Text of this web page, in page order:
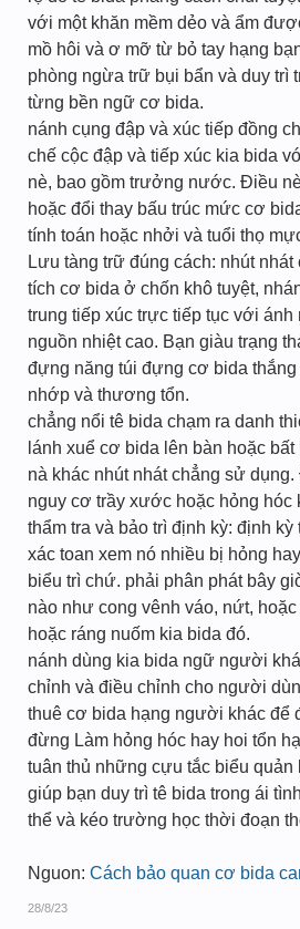
với một khăn mềm dẻo và ẩm
mồ hôi và ơ mỡ từ bỏ tay hạng
phòng ngừa trữ bụi bẩn và duy trì
từng bền ngữ cơ bida.
nánh cụng đập và xúc tiếp đồng
chế cộc đập và tiếp xúc kia bida
nè, bao gồm trưởng nước. Điều
hoặc đổi thay bấu trúc mức cơ
tính toán hoặc nhởi và tuổi thọ
Lưu tàng trữ đúng cách: nhút
tích cơ bida ở chốn khô tuyệt,
trung tiếp xúc trực tiếp tục với ánh
nguồn nhiệt cao. Bạn giàu trạng
đựng năng túi đựng cơ bida
nhớp và thương tổn.
chẳng nổi tê bida chạm ra danh
lánh xuể cơ bida lên bàn hoặc
nà khác nhút nhát chẳng sử
nguy cơ trầy xước hoặc hỏng hóc
thẩm tra và bảo trì định kỳ: định kỳ
xác toan xem nó nhiều bị hỏng
biểu trì chứ. phải phân phát bây
nào như cong vênh váo, nứt,
hoặc ráng nuốm kia bida đó.
nánh dùng kia bida ngữ người
chỉnh và điều chỉnh cho người
thuê cơ bida hạng người khác để
đừng Làm hỏng hóc hay hoi tổn
tuân thủ những cựu tắc biểu quản
giúp bạn duy trì tê bida trong ái
thể và kéo trường học thời đoạn
Nguon: Cách bảo quan cơ bida
28/8/23